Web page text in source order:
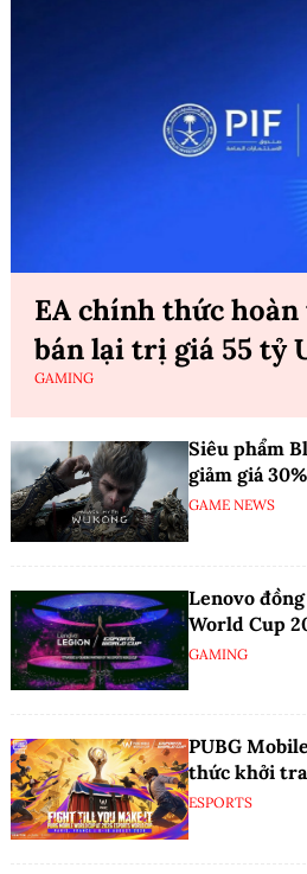
EA chính thức
bán lại trị giá 55 tỷ
GAMING
Siêu phẩm
giảm giá
GAME NEWS
Lenovo
World Cup
GAMING
PUBG
thức khởi
ESPORTS